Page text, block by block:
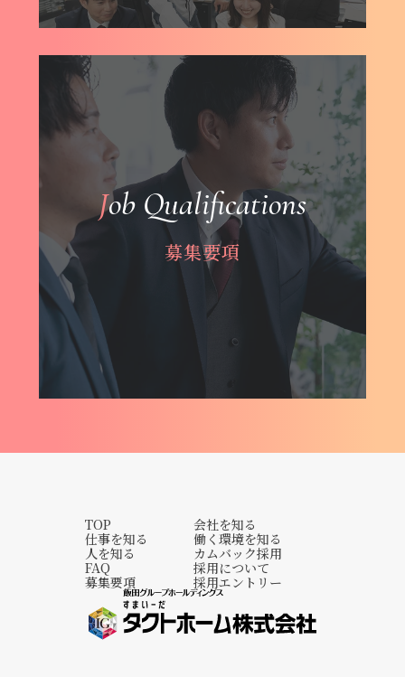
Job Qualifications
募集要項
TOP
会社を知る
仕事を知る
働く環境を知る
人を知る
カムバック採用
FAQ
採用について
募集要項
採用エントリー